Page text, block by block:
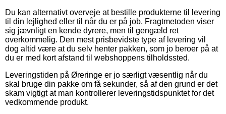
Du kan alternativt overveje at bestille produkterne til levering
til din lejlighed eller til når du er på job. Fragtmetoden viser
sig jævnligt en kende dyrere, men til gengæld ret
overkommelig. Den mest prisbevidste type af levering vil
dog altid være at du selv henter pakken, som jo beroer på at
du er med kort afstand til webshoppens tilholdssted.
Leveringstiden på Øreringe er jo særligt væsentlig når du
skal bruge din pakke om få sekunder, så af den grund er det
skam vigtigt at man kontrollerer leveringstidspunktet for det
vedkommende produkt.